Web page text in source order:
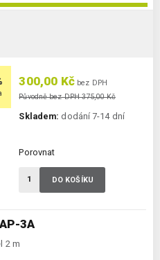
3A
2 m
300,00 Kč bez DPH
Původně bez DPH 375,00 Kč
Skladem: dodání 7-14 dní
Porovnat
DO KOŠÍKU